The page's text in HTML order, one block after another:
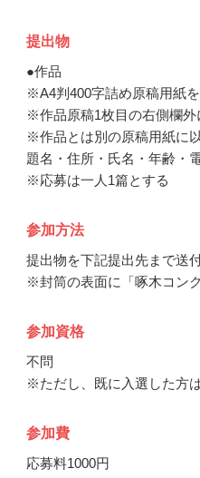
提出物
●作品
※A4判400字詰め原稿用紙
※作品原稿1枚目の右側欄外
※作品とは別の原稿用紙に
題名・住所・氏名・年齢・
※応募は一人1篇とする
参加方法
提出物を下記提出先まで送
※封筒の表面に「啄木コン
参加資格
不問
※ただし、既に入選した方
参加費
応募料1000円